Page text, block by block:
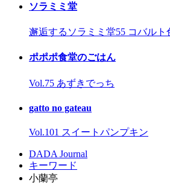
ソラミミ堂
邂逅するソラミミ堂55 コバルト
ポポポ食堂のごはん
Vol.75 あずきでっち
gatto no gateau
Vol.101 スイートパンプキン
DADA Journal
キーワード
小蘭亭